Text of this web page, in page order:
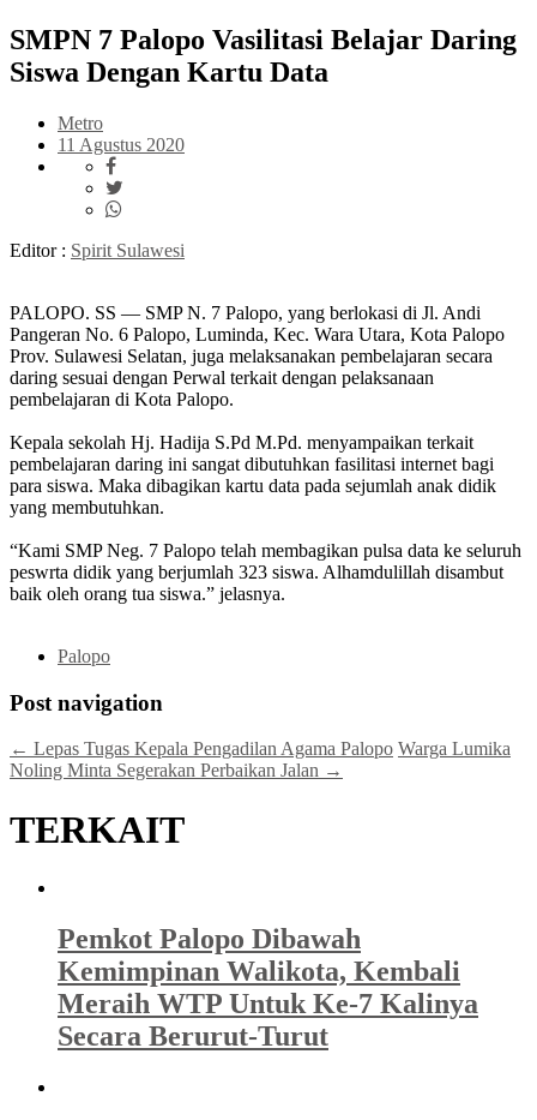
SMPN 7 Palopo Vasilitasi Belajar Daring
Siswa Dengan Kartu Data
Metro
11 Agustus 2020
Editor : Spirit Sulawesi
PALOPO. SS — SMP N. 7 Palopo, yang berlokasi di Jl. Andi
Pangeran No. 6 Palopo, Luminda, Kec. Wara Utara, Kota Palopo
Prov. Sulawesi Selatan, juga melaksanakan pembelajaran secara
daring sesuai dengan Perwal terkait dengan pelaksanaan
pembelajaran di Kota Palopo.
Kepala sekolah Hj. Hadija S.Pd M.Pd. menyampaikan terkait
pembelajaran daring ini sangat dibutuhkan fasilitasi internet bagi
para siswa. Maka dibagikan kartu data pada sejumlah anak didik
yang membutuhkan.
“Kami SMP Neg. 7 Palopo telah membagikan pulsa data ke seluruh
peswrta didik yang berjumlah 323 siswa. Alhamdulillah disambut
baik oleh orang tua siswa.” jelasnya.
Palopo
Post navigation
← Lepas Tugas Kepala Pengadilan Agama Palopo Warga Lumika
Noling Minta Segerakan Perbaikan Jalan →
TERKAIT
Pemkot Palopo Dibawah
Kemimpinan Walikota, Kembali
Meraih WTP Untuk Ke-7 Kalinya
Secara Berurut-Turut